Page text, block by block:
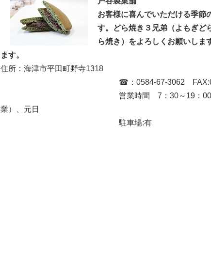
お客様に喜んでいただける季節
す。どら焼き３兄弟（よもぎど
ら焼き）をよろしくお願いしま
ます。
住所：海津市平田町野寺1318
☎：0584-67-3062 FAX:0584-
営業時間 7：30～19：00 定休日
業）、元日
駐車場:有